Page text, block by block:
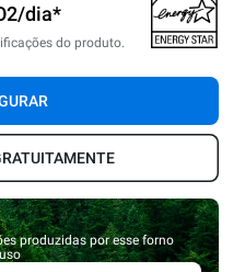
dia*
do produto.
produzidas por esse forno